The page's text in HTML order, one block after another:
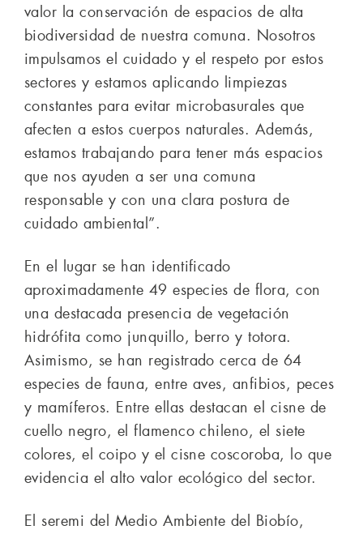
valor la conservación de espacios de alta
biodiversidad de nuestra comuna. Nosotros
impulsamos el cuidado y el respeto por estos
sectores y estamos aplicando limpiezas
constantes para evitar microbasurales que
afecten a estos cuerpos naturales. Además,
estamos trabajando para tener más espacios
que nos ayuden a ser una comuna
responsable y con una clara postura de
cuidado ambiental”.
En el lugar se han identificado
aproximadamente 49 especies de flora, con
una destacada presencia de vegetación
hidrófita como junquillo, berro y totora.
Asimismo, se han registrado cerca de 64
especies de fauna, entre aves, anfibios, peces
y mamíferos. Entre ellas destacan el cisne de
cuello negro, el flamenco chileno, el siete
colores, el coipo y el cisne coscoroba, lo que
evidencia el alto valor ecológico del sector.
El seremi del Medio Ambiente del Biobío,